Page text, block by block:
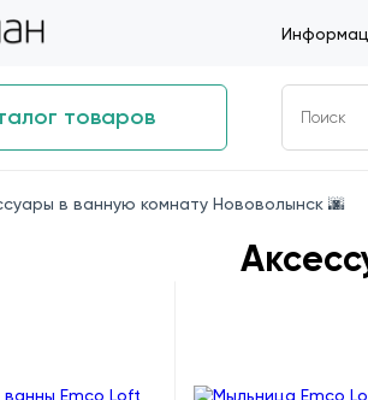
товаров
в ванную комнату Нововолынск 🌆